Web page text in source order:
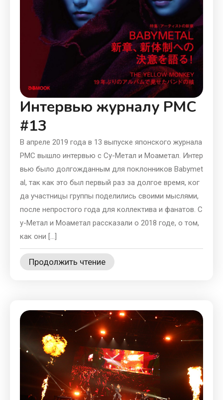
Интервью журналу PMC
#13
В апреле 2019 года в 13 выпуске японского журнала
PMC вышло интервью с Су-Метал и Моаметал. Интер
вью было долгожданным для поклонников Babymet
al, так как это был первый раз за долгое время, ког
да участницы группы поделились своими мыслями,
после непростого года для коллектива и фанатов. С
у-Метал и Моаметал рассказали о 2018 годе, о том,
как они […]
Продолжить чтение